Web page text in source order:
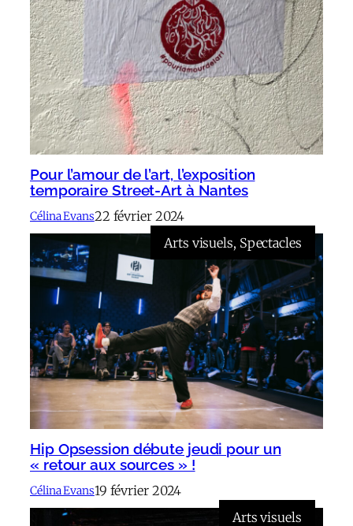
Pour l’amour de l’art, l’exposition
temporaire Street-Art à Nantes
Célina Evans22 février 2024
Arts visuels, Spectacles
Hip Opsession débute jeudi pour un
« retour aux sources » !
Célina Evans19 février 2024
Arts visuels